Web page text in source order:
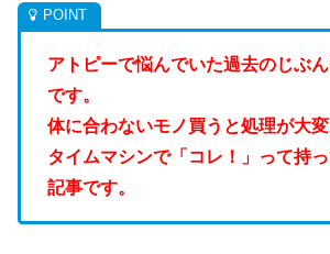
アトピーで悩んでいた過去のじぶ
です。
体に合わないモノ買うと処理が大変
タイムマシンで「コレ！」って持
記事です。